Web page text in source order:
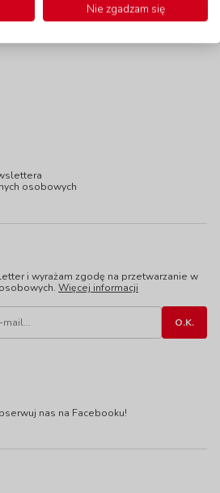
osobowych
i wyrażam zgodę na przetwarzanie w
Więcej informacji
nas na Facebooku!
Nie zgadzam się